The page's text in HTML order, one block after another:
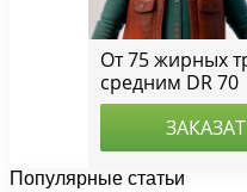
Популярные статьи